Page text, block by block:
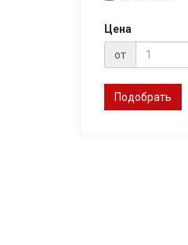
Цена
от
Подобрать